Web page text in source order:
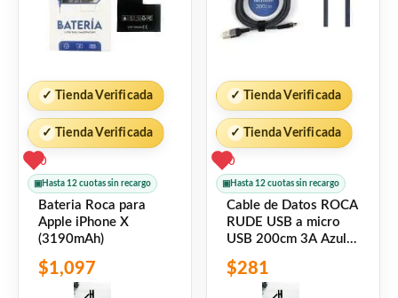
✓ Tienda Verificada
✓ Tienda Verificada
0
▣ Hasta 12 cuotas sin recargo
Bateria Roca para
Apple iPhone X
(3190mAh)
$1,097
✓ Tienda Verificada
✓ Tienda Verificada
0
▣ Hasta 12 cuotas sin recargo
Cable de Datos ROCA
RUDE USB a micro
USB 200cm 3A Azul
721362
$281